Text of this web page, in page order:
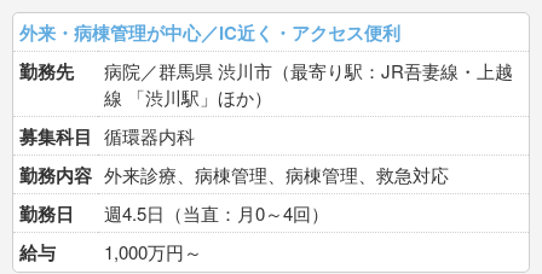
外来・病棟管理が中心／IC近く・アクセス便利
勤務先
病院／群馬県 渋川市（最寄り駅：JR吾妻線・上越
線 「渋川駅」ほか）
募集科目 循環器内科
勤務内容 外来診療、病棟管理、病棟管理、救急対応
勤務日 週4.5日（当直：月0～4回）
給与 1,000万円～